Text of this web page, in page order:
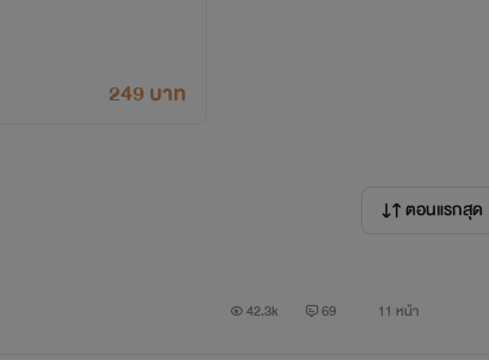
249 บาท
ตอนแรกสุด
42.3k 69 11 หน้า